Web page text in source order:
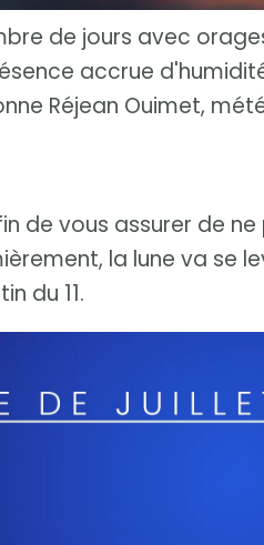
de jours avec
accrue
Réjean Ouimet,
de vous assurer de
la lune va se
du 11.